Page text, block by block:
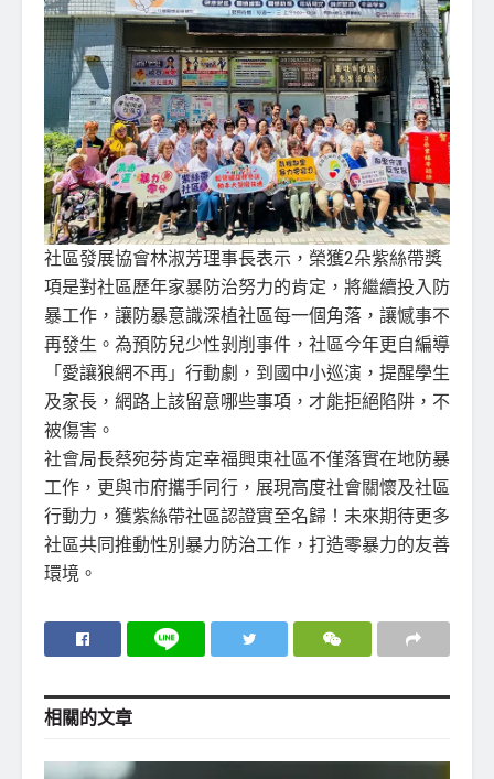
社區發展協會林淑芳理事長表示，榮獲2朵紫絲帶獎
項是對社區歷年家暴防治努力的肯定，將繼續投入防
暴工作，讓防暴意識深植社區每一個角落，讓憾事不
再發生。為預防兒少性剝削事件，社區今年更自編導
「愛讓狼網不再」行動劇，到國中小巡演，提醒學生
及家長，網路上該留意哪些事項，才能拒絕陷阱，不
被傷害。
社會局長蔡宛芬肯定幸福興東社區不僅落實在地防暴
工作，更與市府攜手同行，展現高度社會關懷及社區
行動力，獲紫絲帶社區認證實至名歸！未來期待更多
社區共同推動性別暴力防治工作，打造零暴力的友善
環境。
相關的文章